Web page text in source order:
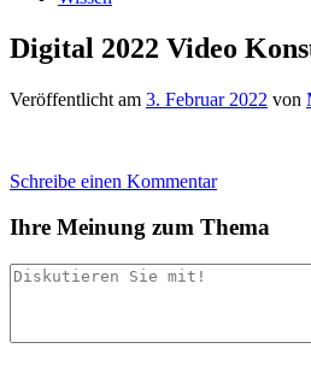
Digital 2022 Video
Veröffentlicht am 3. Februar 2022 von
Schreibe einen Kommentar
Ihre Meinung zum Thema